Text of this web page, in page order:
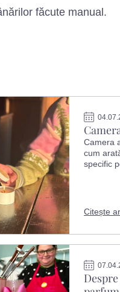
făcute manual.
Camera
cum
specific
Citește